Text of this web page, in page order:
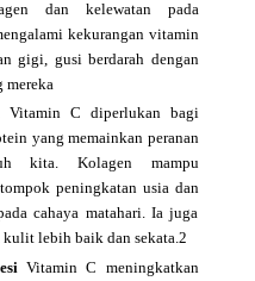
dan kelewatan pada
kekurangan vitamin
gigi, gusi berdarah dengan
mereka
Vitamin C diperlukan bagi
yang memainkan peranan
kita. Kolagen mampu
peningkatan usia dan
cahaya matahari. Ia juga
lebih baik dan sekata.2
Vitamin C meningkatkan